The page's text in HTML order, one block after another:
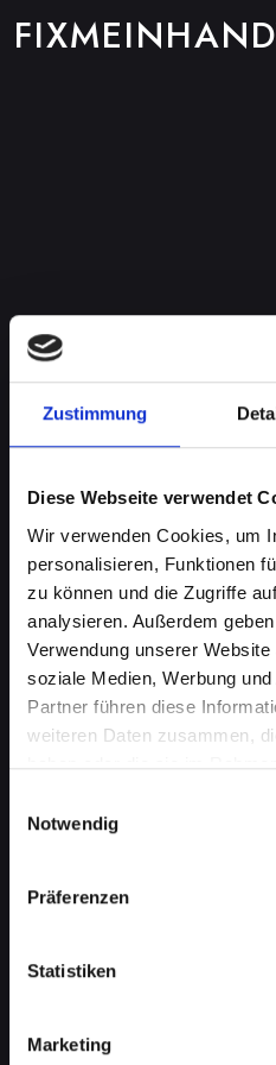
Zustimmung
Diese Webseite verwendet
Wir verwenden Cookies, um
personalisieren, Funktionen
zu können und die Zugriffe
analysieren. Außerdem
Verwendung unserer
soziale Medien, Werbung
Partner führen diese
weiteren Daten zusammen,
haben oder die sie im
Notwendig
Präferenzen
Statistiken
Marketing
IPHONE-13-
leonhard-im-
Ein defektes Mikrofon
beeinträchtigen. Dies